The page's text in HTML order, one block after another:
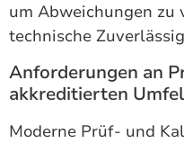
um Abweichungen zu
technische
Anforderungen an
akkreditierten
Moderne Prüf- und